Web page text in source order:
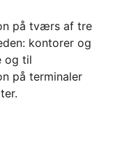
på tværs af tre
kontorer og
og til
på terminaler